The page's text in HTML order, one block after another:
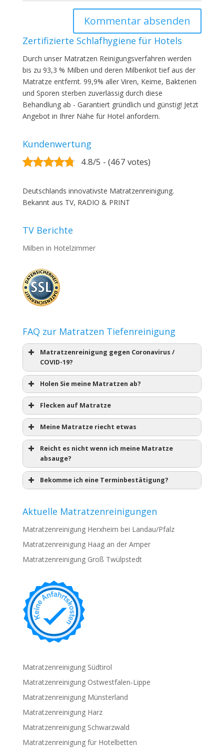
Zertifizierte Schlafhygiene für Hotels
Durch unser Matratzen Reinigungsverfahren werden
bis zu 93,3 % Milben und deren Milbenkot tief aus der
Matratze entfernt. 99,9% aller Viren, Keime, Bakterien
und Sporen sterben zuverlässig durch diese
Behandlung ab - Garantiert gründlich und günstig! Jetzt
Angebot in Ihrer Nähe für Hotel anfordern.
Kundenwertung
4.8/5 - (467 votes)
Deutschlands innovativste Matratzenreinigung.
Bekannt aus TV, RADIO & PRINT
TV Berichte
Milben in Hotelzimmer
FAQ zur Matratzen Tiefenreinigung
Matratzenreinigung gegen Coronavirus /
COVID-19?
Holen Sie meine Matratzen ab?
Flecken auf Matratze
Meine Matratze riecht etwas
Reicht es nicht wenn ich meine Matratze
absauge?
Bekomme ich eine Terminbestätigung?
Aktuelle Matratzenreinigungen
Matratzenreinigung Herxheim bei Landau/Pfalz
Matratzenreinigung Haag an der Amper
Matratzenreinigung Groß Twülpstedt
Matratzenreinigung Südtirol
Matratzenreinigung Ostwestfalen-Lippe
Matratzenreinigung Münsterland
Matratzenreinigung Harz
Matratzenreinigung Schwarzwald
Matratzenreinigung für Hotelbetten